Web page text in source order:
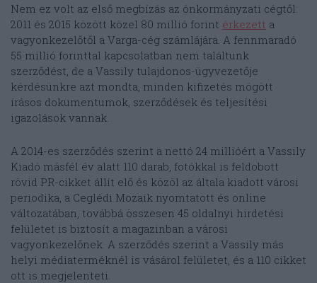
Nem ez volt az első megbízás az önkormányzati cégtől:
2011 és 2015 között közel 80 millió forint érkezett a
vagyonkezelőtől a Varga-cég számlájára. A fennmaradó
55 millió forinttal kapcsolatban nem találtunk
szerződést, de a Vassily tulajdonos-ügyvezetője
kérdésünkre azt mondta, minden kifizetés mögött
írásos dokumentumok, szerződések és teljesítési
igazolások vannak.
A 2014-es szerződés szerint a nettó 24 millióért a Vassily
Kiadó másfél év alatt 110 darab, fotókkal is feldobott
rövid PR-cikket állít elő és közöl az általa kiadott városi
periodika, a Ceglédi Mozaik nyomtatott és online
változatában, továbbá összesen 45 oldalnyi hirdetési
felületet is biztosít a magazinban a városi
vagyonkezelőnek. A szerződés szerint a Vassily más
helyi médiaterméknél is vásárol felületet, és a 110 cikket
ott is megjelenteti.